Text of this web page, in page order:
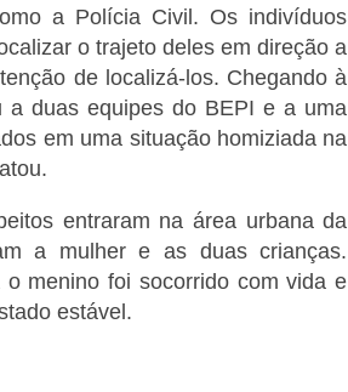
a Polícia Civil. Os indivíduos
o trajeto deles em direção a
de localizá-los. Chegando à
duas equipes do BEPI e a uma
em uma situação homiziada na
entraram na área urbana da
a mulher e as duas crianças.
menino foi socorrido com vida e
estável.